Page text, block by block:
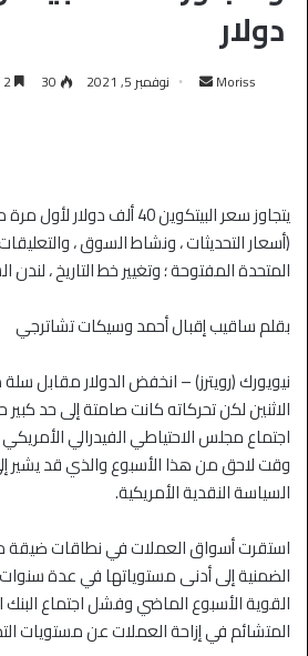
دولار
Moriss نوفمبر 5, 2021 30
يتجاوز سعر البيتكوين 40 ألف
(أسعار التحديثات ، ونشاط السوق ،
المتحدة المفتوحة ؛ وتغيير خط التاريخ ، لندن
بقلم ساقيب إقبال أحمد وسيكات تشاترجي
نيويورك (رويترز) – انخفض الدولار مقابل
الاثنين لكن تحركاته كانت صامتة إلى حد كبير
اجتماع مجلس الاحتياطي الفيدرالي
وقت لاحق من هذا الأسبوع والذي قد يشير
السياسة النقدية الأمريكية.
استقرت أسواق العملات في نطاقات ضيقة
الضمنية إلى أدنى مستوياتها في عدة
القوية الأسبوع الماضي وفشل اجتماع البنك
المتشائم في إزاحة العملات عن مستويات